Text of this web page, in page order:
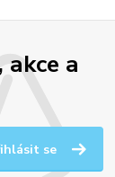
a
se